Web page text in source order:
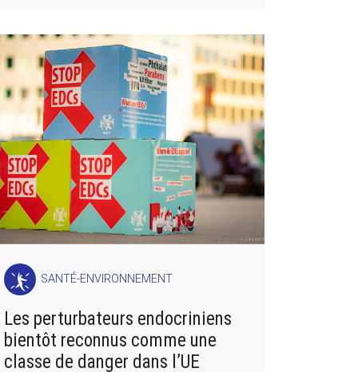
SANTÉ-ENVIRONNEMENT
Les perturbateurs endocriniens
bientôt reconnus comme une
classe de danger dans l’UE